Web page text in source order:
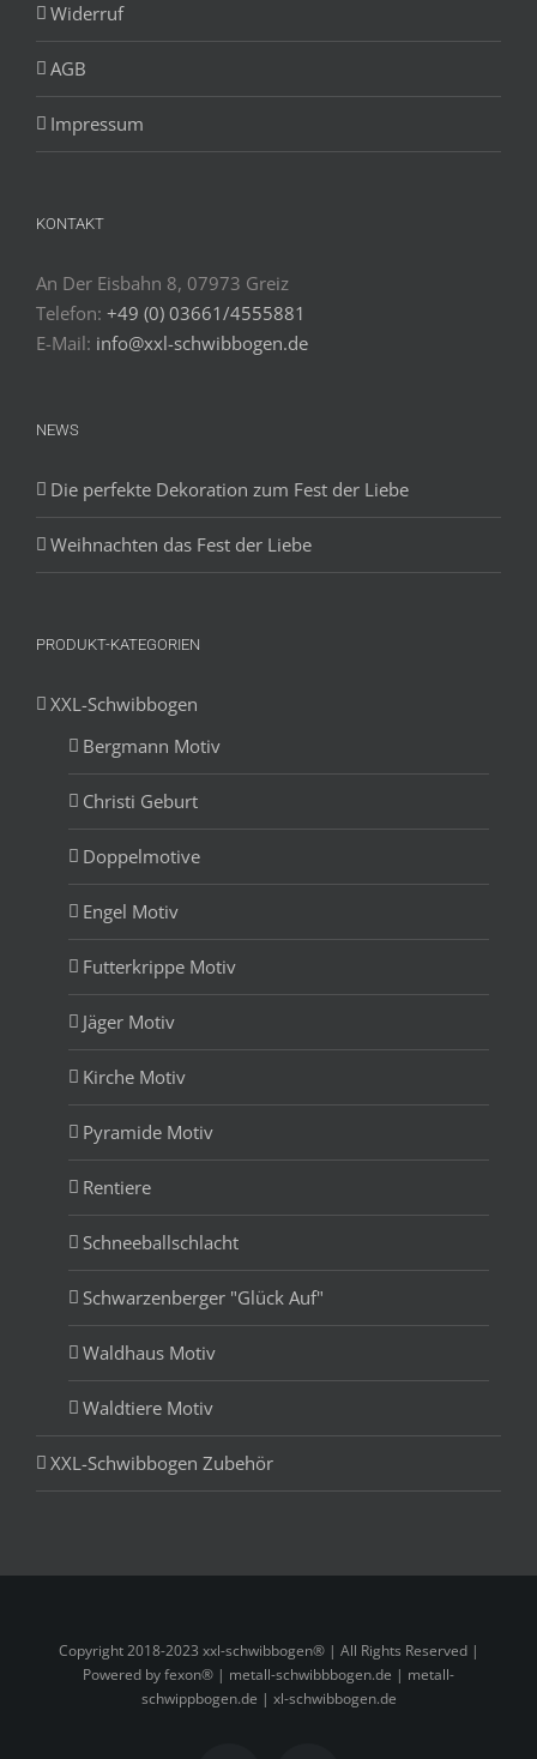
Widerruf
AGB
Impressum
KONTAKT
An Der Eisbahn 8, 07973 Greiz
Telefon: +49 (0) 03661/4555881
E-Mail: info@xxl-schwibbogen.de
NEWS
Die perfekte Dekoration zum Fest der Liebe
Weihnachten das Fest der Liebe
PRODUKT-KATEGORIEN
XXL-Schwibbogen
Bergmann Motiv
Christi Geburt
Doppelmotive
Engel Motiv
Futterkrippe Motiv
Jäger Motiv
Kirche Motiv
Pyramide Motiv
Rentiere
Schneeballschlacht
Schwarzenberger "Glück Auf"
Waldhaus Motiv
Waldtiere Motiv
XXL-Schwibbogen Zubehör
Copyright 2018-2023 xxl-schwibbogen® | All Rights Reserved |
Powered by fexon® | metall-schwibbbogen.de | metall-
schwippbogen.de | xl-schwibbogen.de